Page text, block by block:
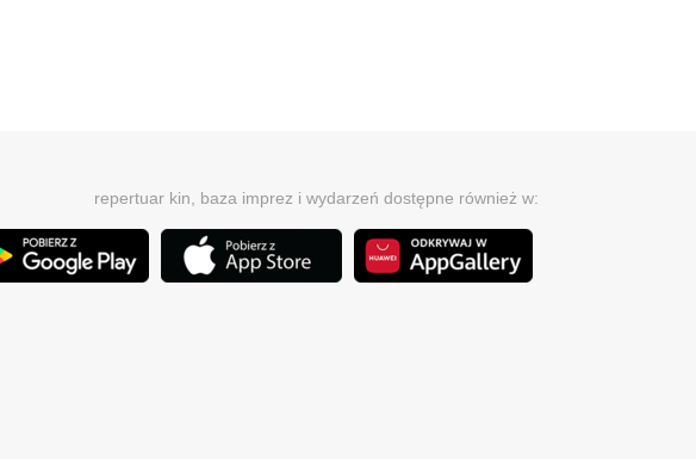
repertuar kin, baza imprez i wydarzeń dostępne również w: